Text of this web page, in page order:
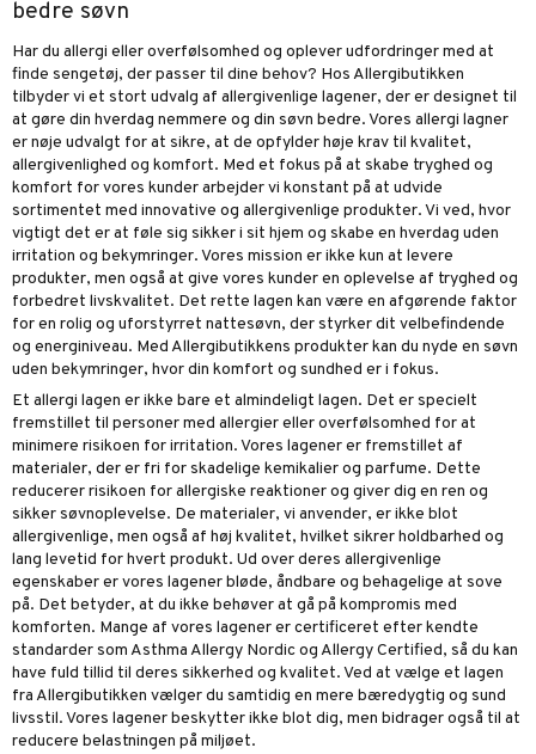
bedre søvn
Har du allergi eller overfølsomhed og oplever udfordringer med at
finde sengetøj, der passer til dine behov? Hos Allergibutikken
tilbyder vi et stort udvalg af allergivenlige lagener, der er designet til
at gøre din hverdag nemmere og din søvn bedre. Vores allergi lagner
er nøje udvalgt for at sikre, at de opfylder høje krav til kvalitet,
allergivenlighed og komfort. Med et fokus på at skabe tryghed og
komfort for vores kunder arbejder vi konstant på at udvide
sortimentet med innovative og allergivenlige produkter. Vi ved, hvor
vigtigt det er at føle sig sikker i sit hjem og skabe en hverdag uden
irritation og bekymringer. Vores mission er ikke kun at levere
produkter, men også at give vores kunder en oplevelse af tryghed og
forbedret livskvalitet. Det rette lagen kan være en afgørende faktor
for en rolig og uforstyrret nattesøvn, der styrker dit velbefindende
og energiniveau. Med Allergibutikkens produkter kan du nyde en søvn
uden bekymringer, hvor din komfort og sundhed er i fokus.
Et allergi lagen er ikke bare et almindeligt lagen. Det er specielt
fremstillet til personer med allergier eller overfølsomhed for at
minimere risikoen for irritation. Vores lagener er fremstillet af
materialer, der er fri for skadelige kemikalier og parfume. Dette
reducerer risikoen for allergiske reaktioner og giver dig en ren og
sikker søvnoplevelse. De materialer, vi anvender, er ikke blot
allergivenlige, men også af høj kvalitet, hvilket sikrer holdbarhed og
lang levetid for hvert produkt. Ud over deres allergivenlige
egenskaber er vores lagener bløde, åndbare og behagelige at sove
på. Det betyder, at du ikke behøver at gå på kompromis med
komforten. Mange af vores lagener er certificeret efter kendte
standarder som Asthma Allergy Nordic og Allergy Certified, så du kan
have fuld tillid til deres sikkerhed og kvalitet. Ved at vælge et lagen
fra Allergibutikken vælger du samtidig en mere bæredygtig og sund
livsstil. Vores lagener beskytter ikke blot dig, men bidrager også til at
reducere belastningen på miljøet.